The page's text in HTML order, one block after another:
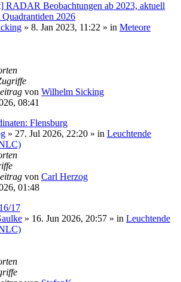
RADAR Beobachtungen ab 2023, aktuell
2026
» 8. Jan 2023, 11:22 » in Meteore
von Wilhelm Sicking
08:41
Flensburg
» 27. Jul 2026, 22:20 » in Leuchtende
von Carl Herzog
01:48
17
» 16. Jun 2026, 20:57 » in Leuchtende